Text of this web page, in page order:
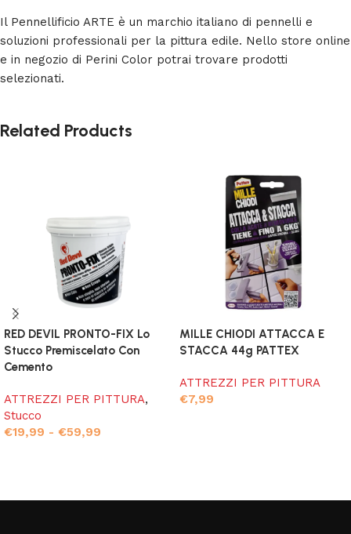
Il Pennellificio ARTE è un marchio italiano di pennelli e
soluzioni professionali per la pittura edile. Nello store online
e in negozio di Perini Color potrai trovare prodotti
selezionati.
Related Products
RED DEVIL PRONTO-FIX Lo
Stucco Premiscelato Con
Cemento
ATTREZZI PER PITTURA,
Stucco
€19,99 - €59,99
MILLE CHIODI ATTACCA E
STACCA 44g PATTEX
ATTREZZI PER PITTURA
€7,99